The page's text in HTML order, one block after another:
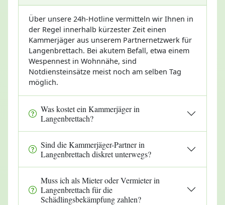
Über unsere 24h-Hotline vermitteln wir Ihnen in
der Regel innerhalb kürzester Zeit einen
Kammerjäger aus unserem Partnernetzwerk für
Langenbrettach. Bei akutem Befall, etwa einem
Wespennest in Wohnnähe, sind
Notdiensteinsätze meist noch am selben Tag
möglich.
Was kostet ein Kammerjäger in
Langenbrettach?
Sind die Kammerjäger-Partner in
Langenbrettach diskret unterwegs?
Muss ich als Mieter oder Vermieter in
Langenbrettach für die
Schädlingsbekämpfung zahlen?